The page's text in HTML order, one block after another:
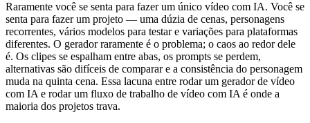
Raramente você se senta para fazer um único vídeo com IA. Você se
senta para fazer um projeto — uma dúzia de cenas, personagens
recorrentes, vários modelos para testar e variações para plataformas
diferentes. O gerador raramente é o problema; o caos ao redor dele
é. Os clipes se espalham entre abas, os prompts se perdem,
alternativas são difíceis de comparar e a consistência do personagem
muda na quinta cena. Essa lacuna entre rodar um gerador de vídeo
com IA e rodar um fluxo de trabalho de vídeo com IA é onde a
maioria dos projetos trava.